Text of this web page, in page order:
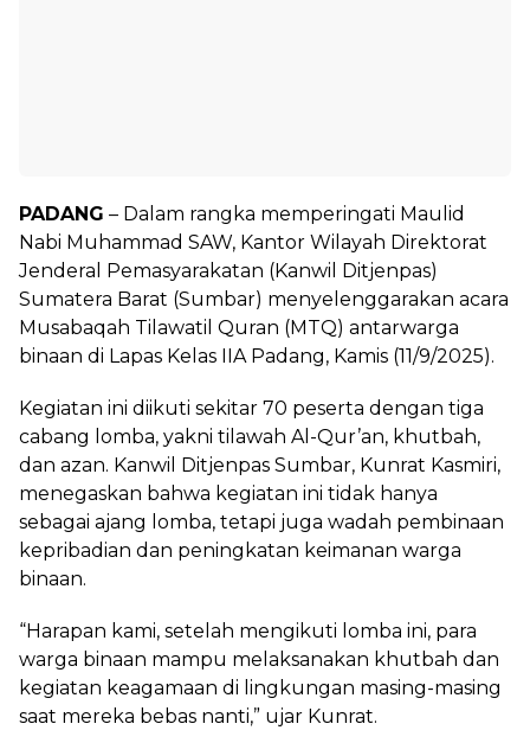
PADANG – Dalam rangka memperingati Maulid
Nabi Muhammad SAW, Kantor Wilayah Direktorat
Jenderal Pemasyarakatan (Kanwil Ditjenpas)
Sumatera Barat (Sumbar) menyelenggarakan acara
Musabaqah Tilawatil Quran (MTQ) antarwarga
binaan di Lapas Kelas IIA Padang, Kamis (11/9/2025).
Kegiatan ini diikuti sekitar 70 peserta dengan tiga
cabang lomba, yakni tilawah Al-Qur’an, khutbah,
dan azan. Kanwil Ditjenpas Sumbar, Kunrat Kasmiri,
menegaskan bahwa kegiatan ini tidak hanya
sebagai ajang lomba, tetapi juga wadah pembinaan
kepribadian dan peningkatan keimanan warga
binaan.
“Harapan kami, setelah mengikuti lomba ini, para
warga binaan mampu melaksanakan khutbah dan
kegiatan keagamaan di lingkungan masing-masing
saat mereka bebas nanti,” ujar Kunrat.